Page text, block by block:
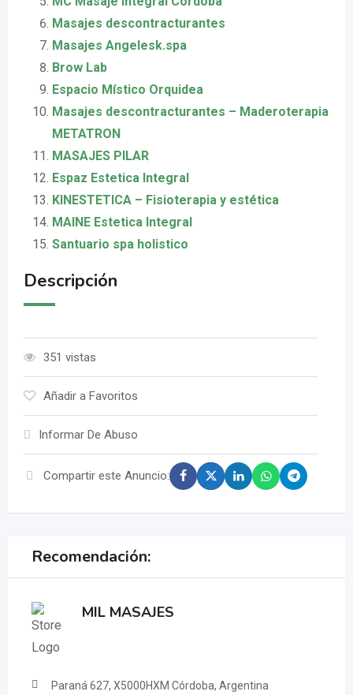
Masajes descontracturantes
Masajes Angelesk.spa
Brow Lab
Espacio Místico Orquidea
Masajes descontracturantes – Maderoterapia
METATRON
MASAJES PILAR
Espaz Estetica Integral
KINESTETICA – Fisioterapia y estética
MAINE Estetica Integral
Santuario spa holistico
Descripción
351 vistas
Añadir a Favoritos
Informar De Abuso
Compartir este Anuncio:
Recomendación:
MIL MASAJES
Paraná 627, X5000HXM Córdoba, Argentina